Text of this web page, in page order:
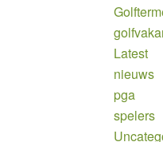
Latest
nieuws
pga
spelers